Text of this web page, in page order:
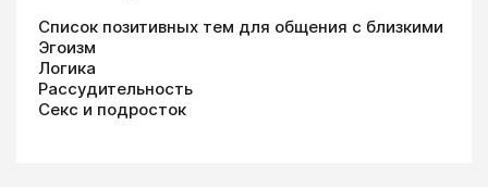
Список позитивных тем для общения с близкими
Эгоизм
Логика
Рассудительность
Секс и подросток